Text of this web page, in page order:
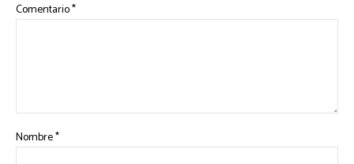
Comentario*
Nombre*